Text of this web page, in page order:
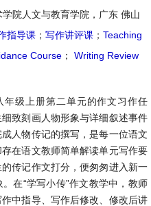
学院人文与教育学院，广东 佛山
指导课 ； 写作讲评课 ； Teaching
Course ；
Writing Review
年级上册第二单元的作文习作任
致刻画人物形象与详细叙述事件
人物传记的撰写，是每一位语文
在语文教师简单解读单元写作要
传记作文打分，便匆匆进入新一
在“学写小传”作文教学中，教师
中指导、写作后修改、修改后讲